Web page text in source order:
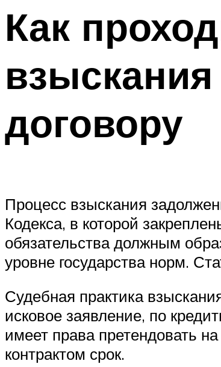
Как
договору
Процесс взыскания
Кодекса, в которой
обязательства должным
уровне государства норм.
Судебная практика
исковое заявление, по
имеет права претендовать
контрактом срок.